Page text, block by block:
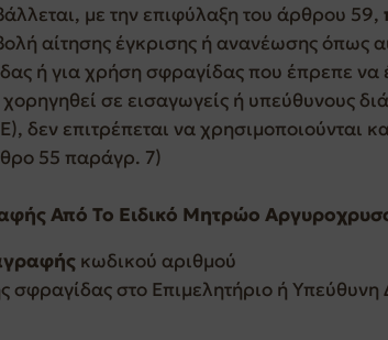
με την επιφύλαξη του άρθρου 59,
αίτησης έγκρισης ή ανανέωσης όπως
ή για χρήση σφραγίδας που έπρεπε να
σε εισαγωγείς ή υπεύθυνους
δεν επιτρέπεται να χρησιμοποιούνται
55 παράγρ. 7)
Από Το Ειδικό Μητρώο
κωδικού αριθμού
σφραγίδας στο Επιμελητήριο ή